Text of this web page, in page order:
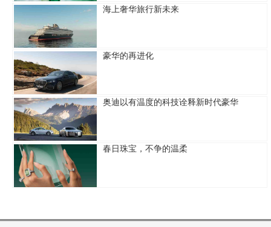
海上奢华旅行新未来
豪华的再进化
奥迪以有温度的科技诠释新时代豪华
春日珠宝，不争的温柔